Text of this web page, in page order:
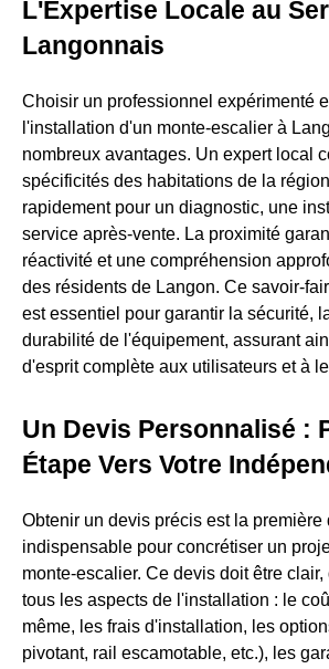
L'Expertise Locale au
Langonnais
Choisir un professionnel expérimenté
l'installation d'un monte-escalier à
nombreux avantages. Un expert local
spécificités des habitations de la
rapidement pour un diagnostic, une
service après-vente. La proximité
réactivité et une compréhension
des résidents de Langon. Ce savoir-
est essentiel pour garantir la sécurité,
durabilité de l'équipement, assurant
d'esprit complète aux utilisateurs et à
Un Devis Personnalisé :
Étape Vers Votre
Obtenir un devis précis est la première
indispensable pour concrétiser un
monte-escalier. Ce devis doit être
tous les aspects de l'installation : le
même, les frais d'installation, les
pivotant, rail escamotable, etc.), les